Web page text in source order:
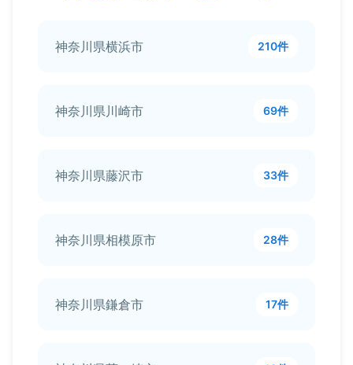
神奈川県横浜市 210件
神奈川県川崎市 69件
神奈川県藤沢市 33件
神奈川県相模原市 28件
神奈川県鎌倉市 17件